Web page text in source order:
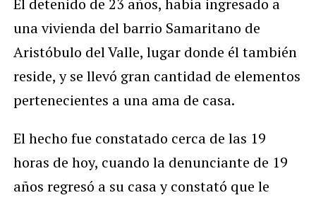
El detenido de 23 años, había ingresado a
una vivienda del barrio Samaritano de
Aristóbulo del Valle, lugar donde él también
reside, y se llevó gran cantidad de elementos
pertenecientes a una ama de casa.
El hecho fue constatado cerca de las 19
horas de hoy, cuando la denunciante de 19
años regresó a su casa y constató que le